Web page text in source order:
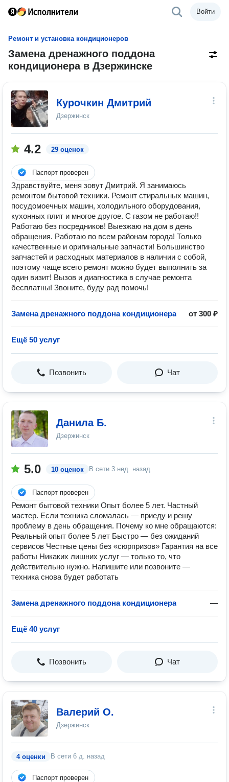
Войти
Ремонт и установка кондиционеров
Замена дренажного поддона
кондиционера в Дзержинске
Курочкин Дмитрий
Дзержинск
4.2 29 оценок
Паспорт проверен
Здравствуйте, меня зовут Дмитрий. Я занимаюсь
ремонтом бытовой техники. Ремонт стиральных машин,
посудомоечных машин, холодильного оборудования,
кухонных плит и многое другое. С газом не работаю!!
Работаю без посредников! Выезжаю на дом в день
обращения. Работаю по всем районам города! Только
качественные и оригинальные запчасти! Большинство
запчастей и расходных материалов в наличии с собой,
поэтому чаще всего ремонт можно будет выполнить за
один визит! Вызов и диагностика в случае ремонта
бесплатны! Звоните, буду рад помочь!
Замена дренажного поддона кондиционера от 300 ₽
Ещё 50 услуг
Позвонить Чат
Данила Б.
Дзержинск
5.0 10 оценок В сети 3 нед. назад
Паспорт проверен
Ремонт бытовой техники Опыт более 5 лет. Частный
мастер. Если техника сломалась — приеду и решу
проблему в день обращения. Почему ко мне обращаются:
Реальный опыт более 5 лет Быстро — без ожиданий
сервисов Честные цены без «сюрпризов» Гарантия на все
работы Никаких лишних услуг — только то, что
действительно нужно. Напишите или позвоните —
техника снова будет работать
Замена дренажного поддона кондиционера —
Ещё 40 услуг
Позвонить Чат
Валерий О.
Дзержинск
4 оценки В сети 6 д. назад
Паспорт проверен